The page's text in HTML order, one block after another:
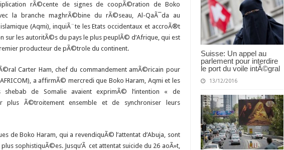
Suisse: Un appel au
parlement pour interdire
le port du voile intÃ©gral
13/12/2016
rÃ©cente de signes de coopÃ©ration de Boko
la branche maghrÃ©bine du rÃ©seau, Al-QaÃ¯da au
(Aqmi), inquiÃ¨te les Etats occidentaux et accroÃ®t
sur les autoritÃ©s du pays le plus peuplÃ© d’Afrique, qui est
producteur de pÃ©trole du continent.
Carter Ham, chef du commandement amÃ©ricain pour
a affirmÃ© mercredi que Boko Haram, Aqmi et les
shebab de Somalie avaient exprimÃ© l’intention « de
plus Ã©troitement ensemble et de synchroniser leurs
de Boko Haram, qui a revendiquÃ© l’attentat d’Abuja, sont
plus sophistiquÃ©es. Jusqu’Ã cet attentat suicide du 26 aoÃ»t,